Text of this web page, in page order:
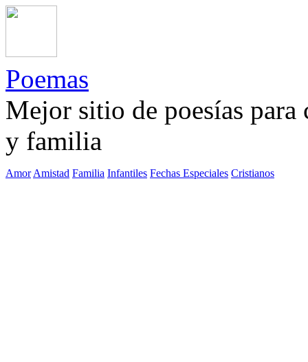
Poemas
Mejor sitio de poesías
y familia
Amor Amistad Familia Infantiles Fechas Especiales Cristianos